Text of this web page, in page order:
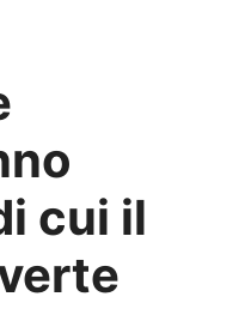
cui il